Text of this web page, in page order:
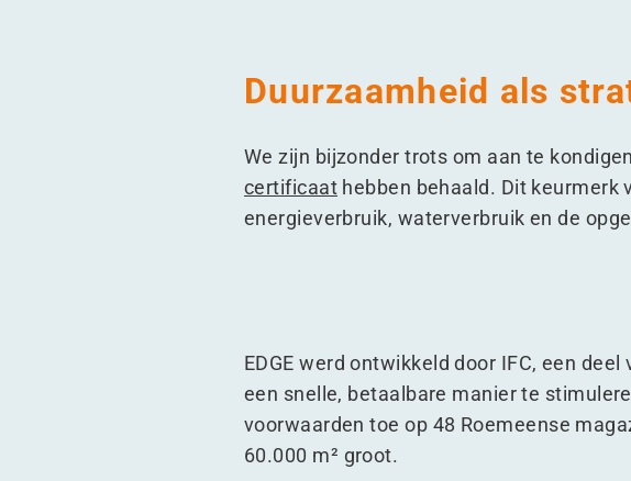
Duurzaamheid als
We zijn bijzonder trots om aan te
certificaathebben behaald. Dit keurmerk
energieverbruik, waterverbruik en de
EDGE werd ontwikkeld door IFC, een
een snelle, betaalbare manier te
voorwaarden toe op 48 Roemeense
60.000 m² groot.